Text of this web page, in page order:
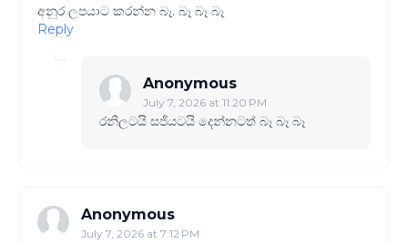
අනුර ලපයාට කරන්න බෑ. බෑ බෑ බෑ
Reply
Anonymous
July 7, 2026 at 11:20 PM
රනිලටයි සජියටයි දෙන්නටත් බෑ බෑ බෑ
Anonymous
July 7, 2026 at 7:12 PM